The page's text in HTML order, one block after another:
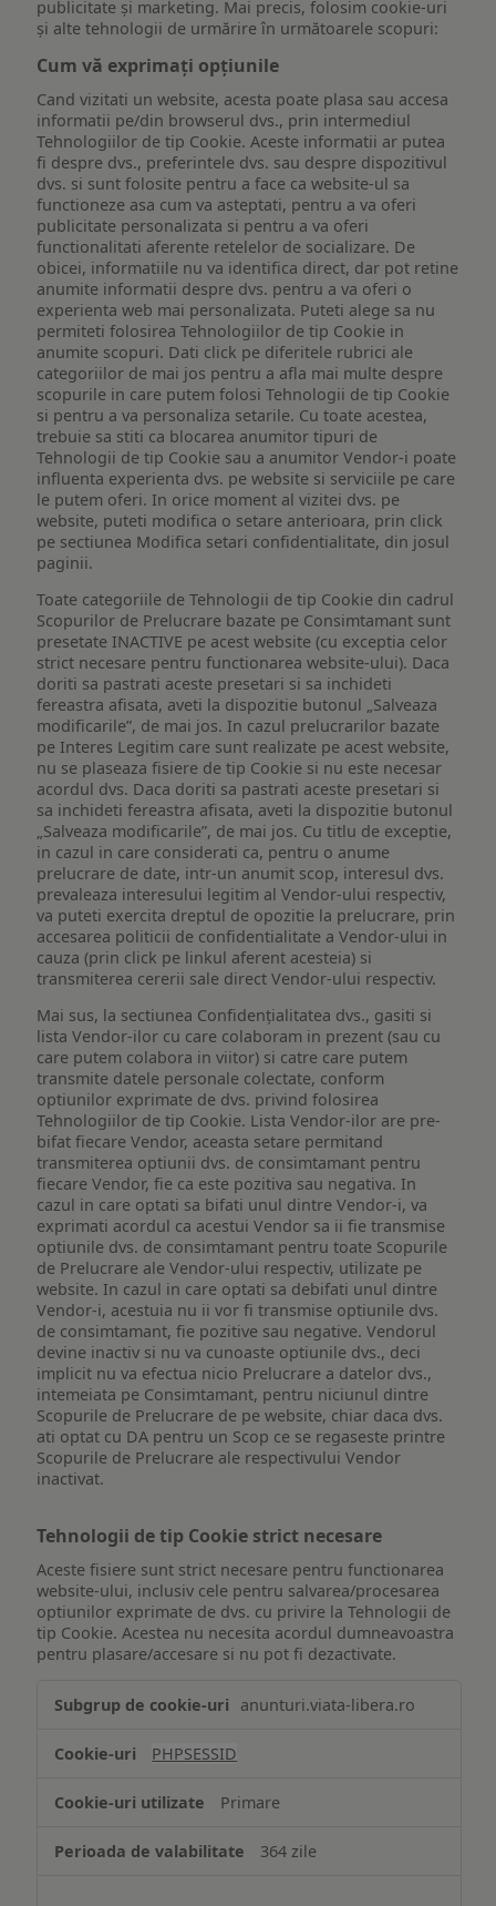
publicitate și marketing. Mai precis, folosim cookie-uri
și alte tehnologii de urmărire în următoarele scopuri:
Cum vă exprimați opțiunile
Cand vizitati un website, acesta poate plasa sau accesa
informatii pe/din browserul dvs., prin intermediul
Tehnologiilor de tip Cookie. Aceste informatii ar putea
fi despre dvs., preferintele dvs. sau despre dispozitivul
dvs. si sunt folosite pentru a face ca website-ul sa
functioneze asa cum va asteptati, pentru a va oferi
publicitate personalizata si pentru a va oferi
functionalitati aferente retelelor de socializare. De
obicei, informatiile nu va identifica direct, dar pot retine
anumite informatii despre dvs. pentru a va oferi o
experienta web mai personalizata. Puteti alege sa nu
permiteti folosirea Tehnologiilor de tip Cookie in
anumite scopuri. Dati click pe diferitele rubrici ale
categoriilor de mai jos pentru a afla mai multe despre
scopurile in care putem folosi Tehnologii de tip Cookie
si pentru a va personaliza setarile. Cu toate acestea,
trebuie sa stiti ca blocarea anumitor tipuri de
Tehnologii de tip Cookie sau a anumitor Vendor-i poate
influenta experienta dvs. pe website si serviciile pe care
le putem oferi. In orice moment al vizitei dvs. pe
website, puteti modifica o setare anterioara, prin click
pe sectiunea Modifica setari confidentialitate, din josul
paginii.
Toate categoriile de Tehnologii de tip Cookie din cadrul
Scopurilor de Prelucrare bazate pe Consimtamant sunt
presetate INACTIVE pe acest website (cu exceptia celor
strict necesare pentru functionarea website-ului). Daca
doriti sa pastrati aceste presetari si sa inchideti
fereastra afisata, aveti la dispozitie butonul „Salveaza
modificarile”, de mai jos. In cazul prelucrarilor bazate
pe Interes Legitim care sunt realizate pe acest website,
nu se plaseaza fisiere de tip Cookie si nu este necesar
acordul dvs. Daca doriti sa pastrati aceste presetari si
sa inchideti fereastra afisata, aveti la dispozitie butonul
„Salveaza modificarile”, de mai jos. Cu titlu de exceptie,
in cazul in care considerati ca, pentru o anume
prelucrare de date, intr-un anumit scop, interesul dvs.
prevaleaza interesului legitim al Vendor-ului respectiv,
va puteti exercita dreptul de opozitie la prelucrare, prin
accesarea politicii de confidentialitate a Vendor-ului in
cauza (prin click pe linkul aferent acesteia) si
transmiterea cererii sale direct Vendor-ului respectiv.
Mai sus, la sectiunea Confidențialitatea dvs., gasiti si
lista Vendor-ilor cu care colaboram in prezent (sau cu
care putem colabora in viitor) si catre care putem
transmite datele personale colectate, conform
optiunilor exprimate de dvs. privind folosirea
Tehnologiilor de tip Cookie. Lista Vendor-ilor are pre-
bifat fiecare Vendor, aceasta setare permitand
transmiterea optiunii dvs. de consimtamant pentru
fiecare Vendor, fie ca este pozitiva sau negativa. In
cazul in care optati sa bifati unul dintre Vendor-i, va
exprimati acordul ca acestui Vendor sa ii fie transmise
optiunile dvs. de consimtamant pentru toate Scopurile
de Prelucrare ale Vendor-ului respectiv, utilizate pe
website. In cazul in care optati sa debifati unul dintre
Vendor-i, acestuia nu ii vor fi transmise optiunile dvs.
de consimtamant, fie pozitive sau negative. Vendorul
devine inactiv si nu va cunoaste optiunile dvs., deci
implicit nu va efectua nicio Prelucrare a datelor dvs.,
intemeiata pe Consimtamant, pentru niciunul dintre
Scopurile de Prelucrare de pe website, chiar daca dvs.
ati optat cu DA pentru un Scop ce se regaseste printre
Scopurile de Prelucrare ale respectivului Vendor
inactivat.
Tehnologii de tip Cookie strict necesare
Aceste fisiere sunt strict necesare pentru functionarea
website-ului, inclusiv cele pentru salvarea/procesarea
optiunilor exprimate de dvs. cu privire la Tehnologii de
tip Cookie. Acestea nu necesita acordul dumneavoastra
pentru plasare/accesare si nu pot fi dezactivate.
Tehnologii
de
Cookie
necesare
anunturi.viata-libera.ro
PHPSESSID
Primare
364 zile